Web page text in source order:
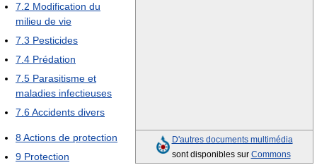
D'autres documents multimédia
sont disponibles sur Commons
7.2 Modification du
milieu de vie
7.3 Pesticides
7.4 Prédation
7.5 Parasitisme et
maladies infectieuses
7.6Accidents divers
8Actions de protection
9 Protection